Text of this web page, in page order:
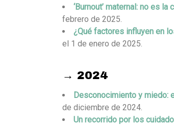
‘Burnout’ maternal: no es
febrero de 2025.
¿Qué factores influyen en
el 1 de enero de 2025.
→ 2024
Desconocimiento y miedo:
de diciembre de 2024.
Un recorrido por los